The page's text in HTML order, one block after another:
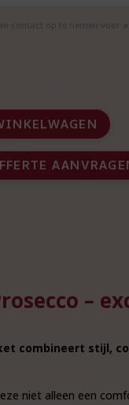
contact op te nemen voor
–
combineert stijl,
niet alleen een